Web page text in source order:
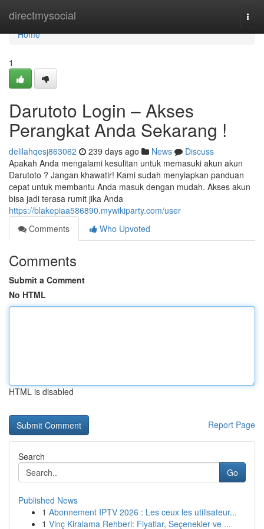
directmysocial
Home
Home
1
Darutoto Login – Akses
Perangkat Anda Sekarang !
delilahqesj863062 239 days ago News
Discuss
Apakah Anda mengalami kesulitan untuk memasuki akun akun
Darutoto ? Jangan khawatir! Kami sudah menyiapkan panduan
cepat untuk membantu Anda masuk dengan mudah. Akses akun
bisa jadi terasa rumit jika Anda
https://blakepiaa586890.mywikiparty.com/user
Comments
Who Upvoted
Comments
Submit a Comment
No HTML
HTML is disabled
Report Page
Search
Go
Published News
1 Abonnement IPTV 2026 : Les ceux les utilisateur...
1 Vinç Kiralama Rehberi: Fiyatlar, Seçenekler ve ...